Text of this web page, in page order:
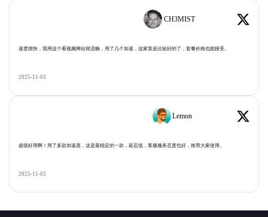
CH3MIST
速度很快，我用这个看视频网站很流畅，用了几个加速，这家算是比较好的了，套餐价格也能接受。
2025-11-03
Lemon
超级好用啊！用了多款加速器，这是最稳定的一款，延迟低，客服服务态度也好，推荐大家使用。
2025-11-03